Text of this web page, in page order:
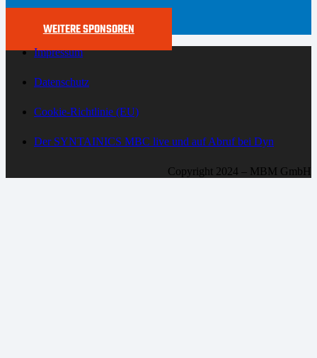
WEITERE SPONSOREN
Impressum
Datenschutz
Cookie-Richtlinie (EU)
Der SYNTAINICS MBC live und auf Abruf bei Dyn
Copyright 2024 – MBM GmbH